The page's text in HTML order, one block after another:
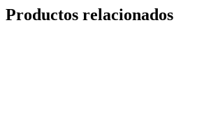
cantidad
Productos relacionados